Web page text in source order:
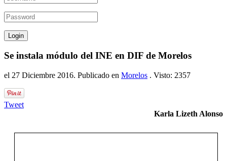
Se instala módulo del INE en DIF de Morelos
el 27 Diciembre 2016. Publicado en Morelos . Visto: 2357
Tweet
Karla Lizeth Alonso